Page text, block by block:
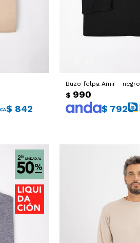
$ 842
Buzo felpa Amir - negro
$ 990
$ 792